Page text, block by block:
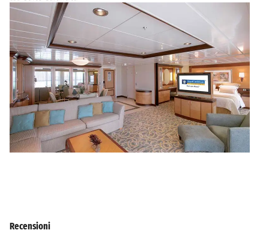
Recensioni